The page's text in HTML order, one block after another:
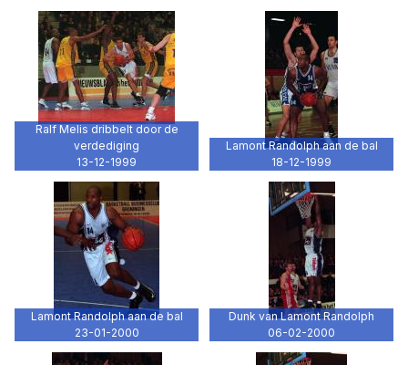
Ralf Melis dribbelt door de
verdediging
13-12-1999
Lamont Randolph aan de bal
18-12-1999
Lamont Randolph aan de bal
23-01-2000
Dunk van Lamont Randolph
06-02-2000